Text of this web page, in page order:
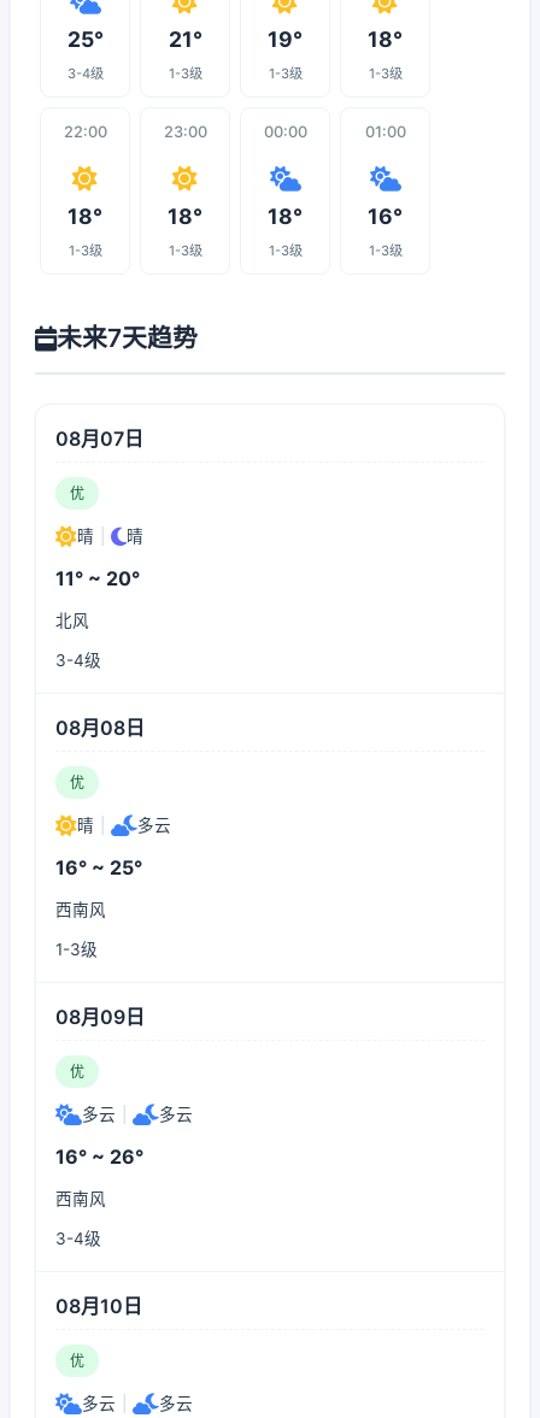
25°
3-4级
21°
1-3级
19°
1-3级
18°
1-3级
22:00
18°
1-3级
23:00
18°
1-3级
00:00
18°
1-3级
01:00
16°
1-3级
未来7天趋势
08月07日
优
晴 晴
11° ~ 20°
北风
3-4级
08月08日
优
晴 多云
16° ~ 25°
西南风
1-3级
08月09日
优
多云 多云
16° ~ 26°
西南风
3-4级
08月10日
优
多云 多云